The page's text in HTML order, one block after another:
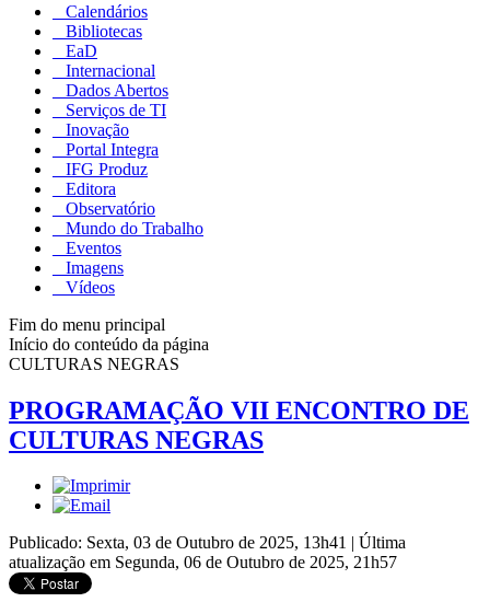
Calendários
Bibliotecas
EaD
Internacional
Dados Abertos
Serviços de TI
Inovação
Portal Integra
IFG Produz
Editora
Observatório
Mundo do Trabalho
Eventos
Imagens
Vídeos
Fim do menu principal
Início do conteúdo da página
CULTURAS NEGRAS
PROGRAMAÇÃO VII ENCONTRO DE
CULTURAS NEGRAS
Publicado: Sexta, 03 de Outubro de 2025, 13h41 | Última
atualização em Segunda, 06 de Outubro de 2025, 21h57